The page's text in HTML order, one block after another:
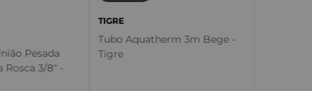
Pesada
Rosca 3/8" -
TIGRE
Tubo Aquatherm 3m Bege -
Tigre